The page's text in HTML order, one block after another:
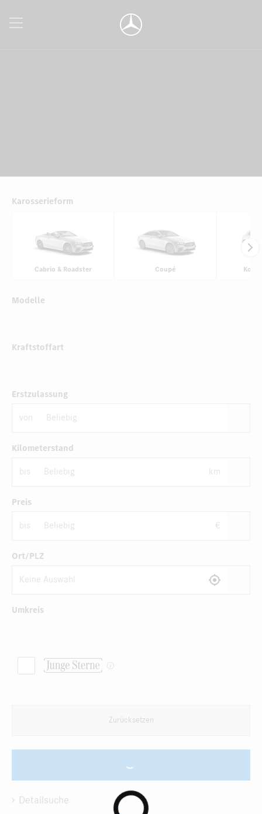
Karosserieform
Cabrio & Roadster Coupé
Modelle
Kraftstoffart
Erstzulassung
von
Kilometerstand
bis km
Preis
bis €
Ort/PLZ
Umkreis
Detailsuche
Zurücksetzen